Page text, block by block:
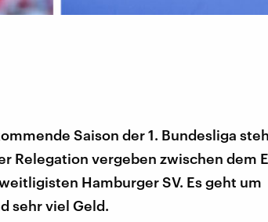
Saison der 1. Bundesliga
Relegation vergeben zwischen dem
Hamburger SV. Es geht um
sehr viel Geld.